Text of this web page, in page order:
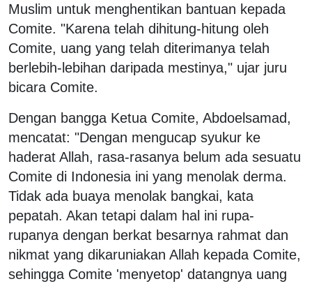
Muslim untuk menghentikan bantuan kepada
Comite. "Karena telah dihitung-hitung oleh
Comite, uang yang telah diterimanya telah
berlebih-lebihan daripada mestinya," ujar juru
bicara Comite.
Dengan bangga Ketua Comite, Abdoelsamad,
mencatat: "Dengan mengucap syukur ke
haderat Allah, rasa-rasanya belum ada sesuatu
Comite di Indonesia ini yang menolak derma.
Tidak ada buaya menolak bangkai, kata
pepatah. Akan tetapi dalam hal ini rupa-
rupanya dengan berkat besarnya rahmat dan
nikmat yang dikaruniakan Allah kepada Comite,
sehingga Comite 'menyetop' datangnya uang